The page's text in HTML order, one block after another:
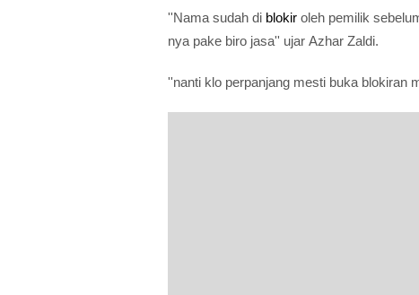
''Nama sudah di blokir oleh pemilik
nya pake biro jasa'' ujar Azhar Zaldi.
''nanti klo perpanjang mesti buka blokiran